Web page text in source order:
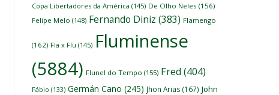
Copa Libertadores da América (145) De Olho Neles (156)
Felipe Melo (148) Fernando Diniz (383) Flamengo
(162) Fla x Flu (145) Fluminense
(5884) Flunel do Tempo (155) Fred (404)
Fábio (133) Germán Cano (245) Jhon Arias (167) John